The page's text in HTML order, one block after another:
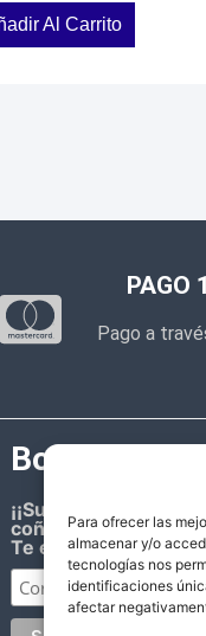
Para ofrecer las
almacenar y/o
tecnologías nos
identificaciones
afectar
Al Carrito
PAGO
Pago a
Boletín de
¡¡Suscríbete y
coñazo.!!
Te enviaremos sólo